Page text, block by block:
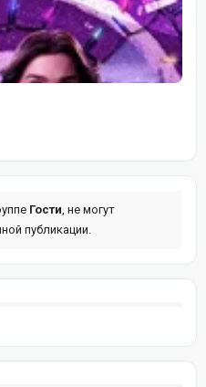
Гости, не могут
публикации.